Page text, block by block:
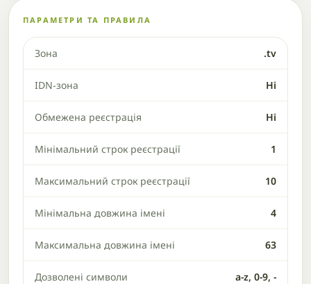
ПАРАМЕТРИ ТА ПРАВИЛА
Зона .tv
IDN-зона Ні
Обмежена реєстрація Ні
Мінімальний строк реєстрації 1
Максимальний строк реєстрації 10
Мінімальна довжина імені 4
Максимальна довжина імені 63
Дозволені символи a-z, 0-9, -